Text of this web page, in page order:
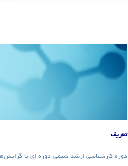
تعریف
دوره کارشناسی ارشد شیمی دوره ای با